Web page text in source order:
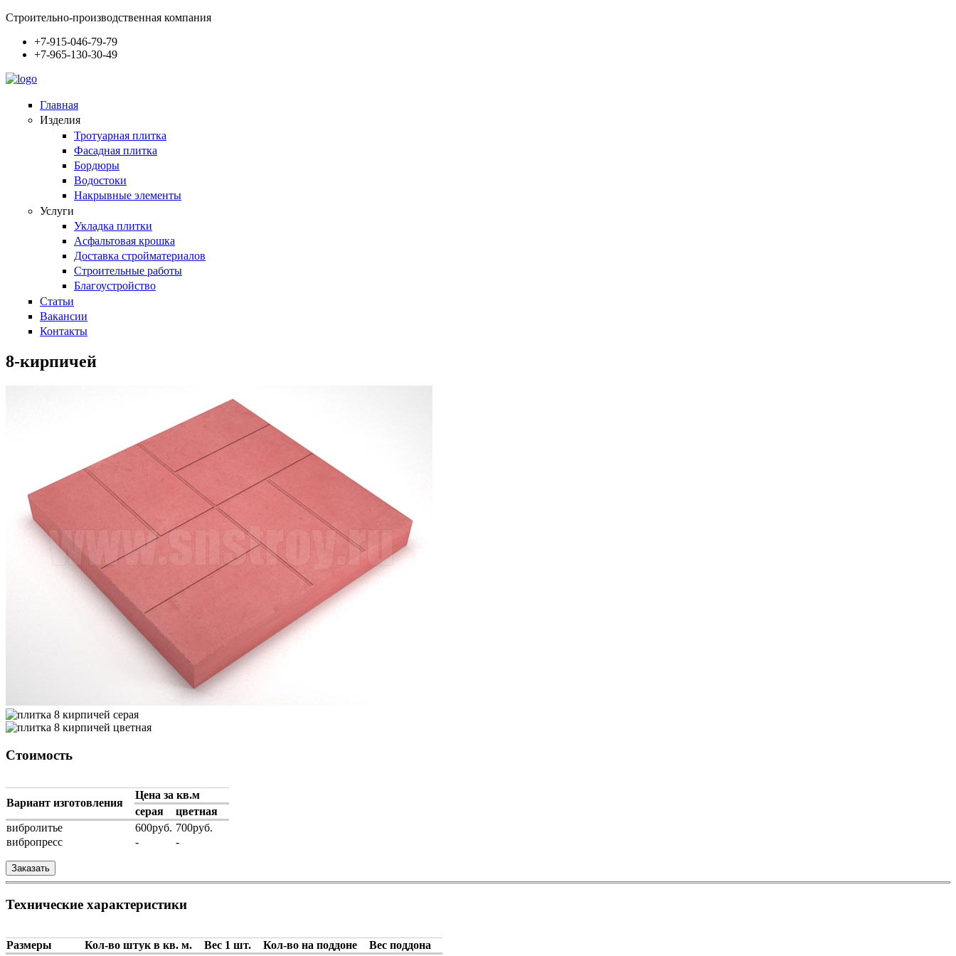
Строительно-производственная компания
+7-915-046-79-79
+7-965-130-30-49
Главная
Изделия
Тротуарная плитка
Фасадная плитка
Бордюры
Водостоки
Накрывные элементы
Услуги
Укладка плитки
Асфальтовая крошка
Доставка стройматериалов
Строительные работы
Благоустройство
Статьи
Вакансии
Контакты
8-кирпичей
Стоимость
Вариант изготовления
Цена за кв.м
серая
цветная
вибролитье
600руб. 700руб.
вибропресс
- -
Заказать
Технические характеристики
Размеры Кол-во штук в кв. м. Вес 1 шт. Кол-во на поддоне
Вес поддона